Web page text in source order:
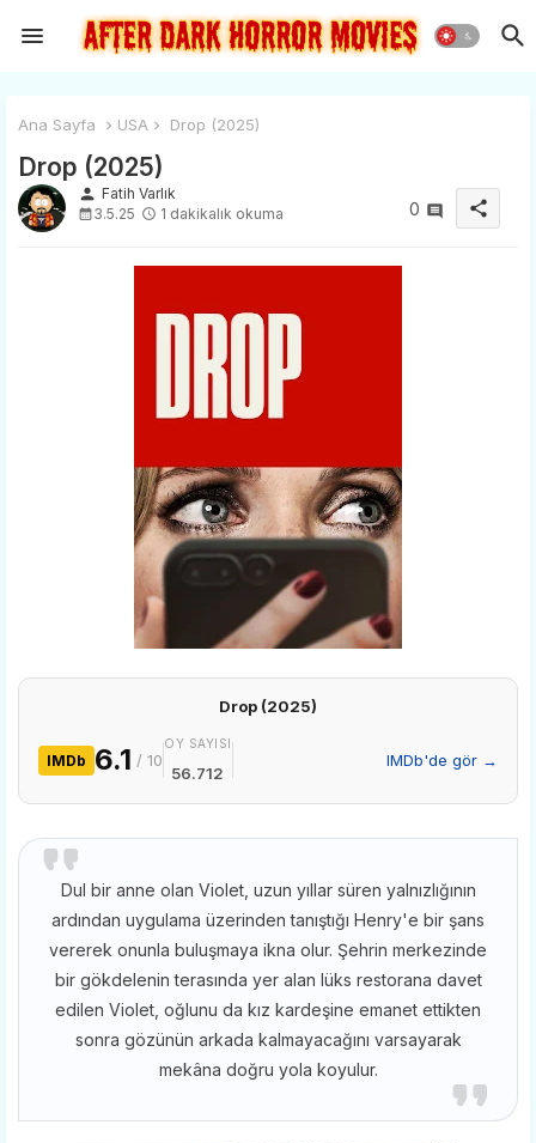
Ana Sayfa USA Drop (2025)
Drop (2025)
person Fatih Varlık
3.5.25
1 dakikalık okuma 0 share
Drop (2025)
IMDb 6.1 / 10
OY SAYISI
56.712
IMDb'de gör →
Dul bir anne olan Violet, uzun yıllar süren yalnızlığının
ardından uygulama üzerinden tanıştığı Henry'e bir şans
vererek onunla buluşmaya ikna olur. Şehrin merkezinde
bir gökdelenin terasında yer alan lüks restorana davet
edilen Violet, oğlunu da kız kardeşine emanet ettikten
sonra gözünün arkada kalmayacağını varsayarak
mekâna doğru yola koyulur.